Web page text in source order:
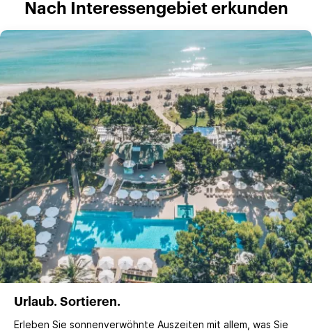
Nach Interessengebiet erkunden
Urlaub. Sortieren.
Erleben Sie sonnenverwöhnte Auszeiten mit allem, was Sie